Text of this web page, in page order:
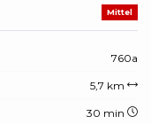
Mittel
760a
5,7 km
30 min